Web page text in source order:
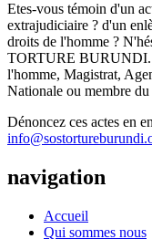
Etes-vous témoin d'un
extrajudiciaire ? d'un
droits de l'homme ?
TORTURE BURUNDI.
l'homme, Magistrat,
Nationale ou membre
Dénoncez ces actes en
navigation
Accueil
Qui sommes nous